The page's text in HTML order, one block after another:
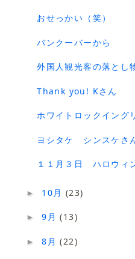
おせっかい（笑）
バンクーバーから
外国人観光客の落とし
Thank you! Kさん
ホワイトロックイング
ヨシタケ シンスケさ
１１月３日 ハロウィ
► 10月 (23)
►9月(13)
►8月(22)